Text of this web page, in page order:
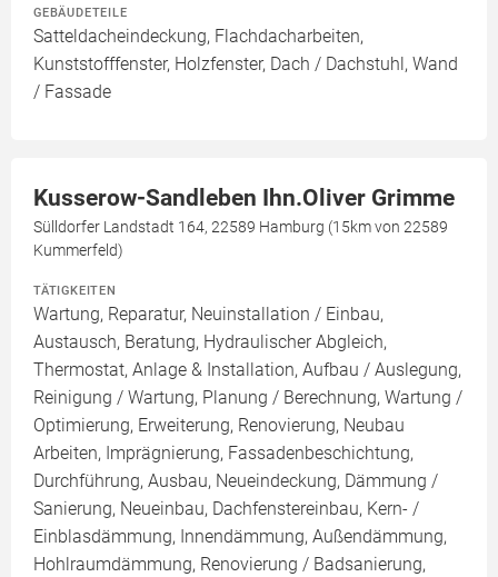
GEBÄUDETEILE
Satteldacheindeckung, Flachdacharbeiten,
Kunststofffenster, Holzfenster, Dach / Dachstuhl, Wand
/ Fassade
Kusserow-Sandleben Ihn.Oliver Grimme
Sülldorfer Landstadt 164, 22589 Hamburg (15km von 22589
Kummerfeld)
TÄTIGKEITEN
Wartung, Reparatur, Neuinstallation / Einbau,
Austausch, Beratung, Hydraulischer Abgleich,
Thermostat, Anlage & Installation, Aufbau / Auslegung,
Reinigung / Wartung, Planung / Berechnung, Wartung /
Optimierung, Erweiterung, Renovierung, Neubau
Arbeiten, Imprägnierung, Fassadenbeschichtung,
Durchführung, Ausbau, Neueindeckung, Dämmung /
Sanierung, Neueinbau, Dachfenstereinbau, Kern- /
Einblasdämmung, Innendämmung, Außendämmung,
Hohlraumdämmung, Renovierung / Badsanierung,